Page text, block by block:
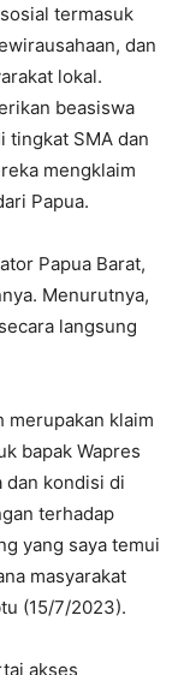
termasuk
dan
lokal.
beasiswa
tingkat SMA dan
mengklaim
Papua.
Papua Barat,
Menurutnya,
langsung
merupakan klaim
bapak Wapres
dan kondisi di
terhadap
yang saya temui
masyarakat
(15/7/2023).
akses